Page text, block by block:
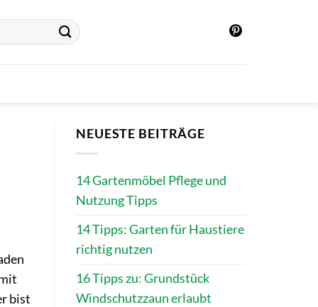
bist
NEUESTE BEITRÄGE
14 Gartenmöbel Pflege und
Nutzung Tipps
14 Tipps: Garten für Haustiere
richtig nutzen
16 Tipps zu: Grundstück
Windschutzzaun erlaubt